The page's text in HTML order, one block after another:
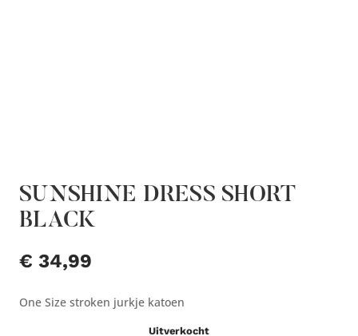
SUNSHINE DRESS SHORT
BLACK
€ 34,99
One Size stroken jurkje katoen
Uitverkocht